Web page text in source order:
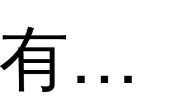
聊
共有分类：AI智能客服机器人